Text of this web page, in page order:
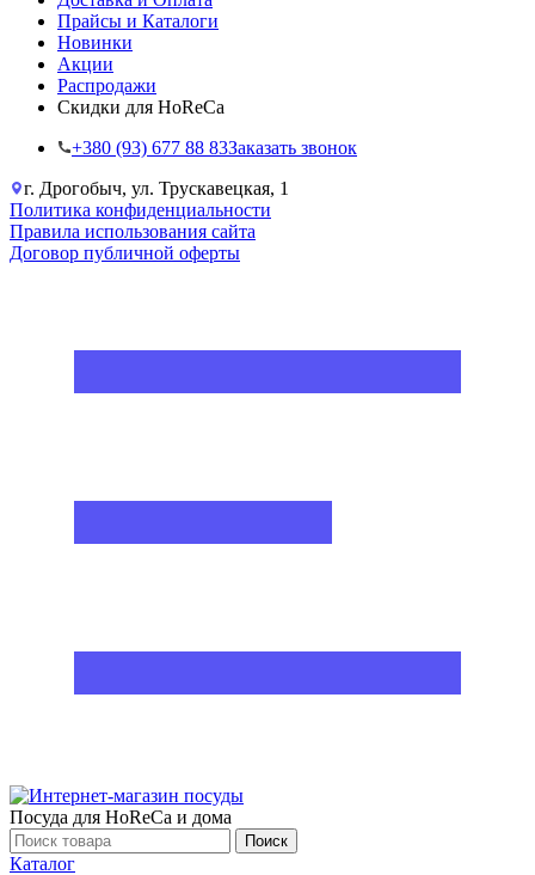
Прайсы и Каталоги
Новинки
Акции
Распродажи
Скидки для HoReCa
+38‎0 (93) 677 88 83Заказать звонок
г. Дрогобыч, ул. Трускавецкая, 1
Политика конфиденциальности
Правила использования сайта
Договор публичной оферты
Посуда для HoReCa и дома
Поиск
Каталог